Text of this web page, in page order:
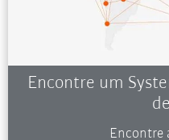
Encontre um
Encontre